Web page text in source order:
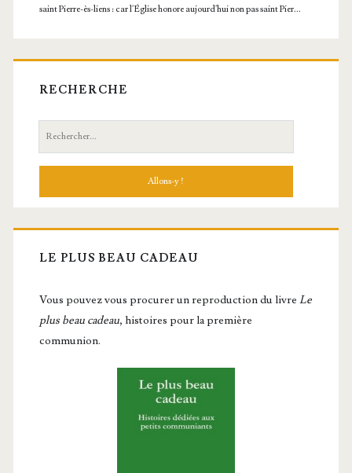
RECHERCHE
Recherche:
LE PLUS BEAU CADEAU
Vous pou­vez vous pro­cu­rer un repro­duc­tion du livre Le
plus beau cadeau, histoires pour la première
communion.